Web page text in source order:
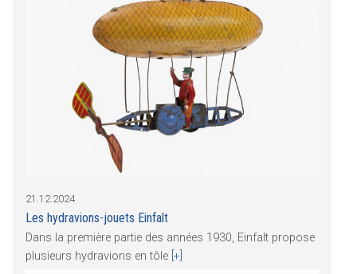
21.12.2024
Les hydravions-jouets Einfalt
Dans la première partie des années 1930, Einfalt propose
plusieurs hydravions en tôle [+]